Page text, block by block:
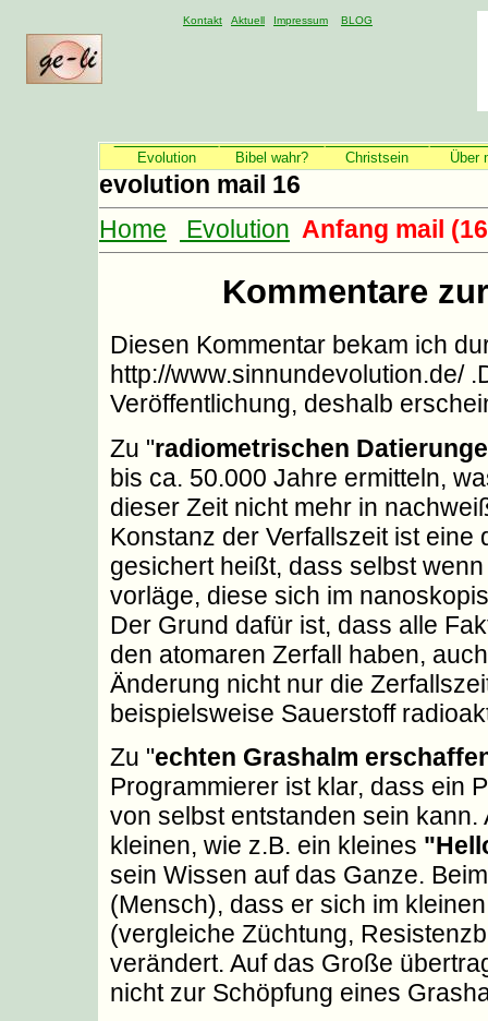
Kontakt Aktuell Impressum BLOG
Evolution Bibel wahr? Christsein Über
evolution mail 16
Home
Evolution Anfang mail
Kommentare
Diesen Kommentar bekam ich
http://www.sinnundevolution.de/
Veröffentlichung, deshalb
Zu "radiometrischen
bis ca. 50.000 Jahre ermitteln,
dieser Zeit nicht mehr in
Konstanz der Verfallszeit ist
gesichert heißt, dass selbst
vorläge, diese sich im
Der Grund dafür ist, dass alle
den atomaren Zerfall haben,
Änderung nicht nur die
beispielsweise Sauerstoff
Zu "echten Grashalm
Programmierer ist klar, dass ein
von selbst entstanden sein
kleinen, wie z.B. ein kleines
sein Wissen auf das Ganze.
(Mensch), dass er sich im
(vergleiche Züchtung,
verändert. Auf das Große
nicht zur Schöpfung eines